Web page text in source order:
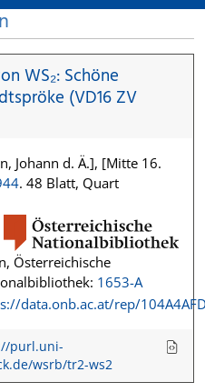
WS₂: Schöne
(VD16 ZV
Johann d. Ä.], [Mitte 16.
. 48 Blatt, Quart
Österreichische
1653-A
data.onb.ac.at/rep/
purl.uni-
wsrb/tr2-ws2